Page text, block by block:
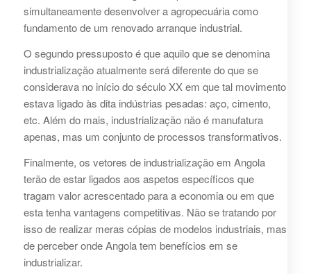
simultaneamente desenvolver a agropecuária como
fundamento de um renovado arranque industrial.
O segundo pressuposto é que aquilo que se denomina
industrialização atualmente será diferente do que se
considerava no início do século XX em que tal movimento
estava ligado às dita indústrias pesadas: aço, cimento,
etc. Além do mais, industrialização não é manufatura
apenas, mas um conjunto de processos transformativos.
Finalmente, os vetores de industrialização em Angola
terão de estar ligados aos aspetos específicos que
tragam valor acrescentado para a economia ou em que
esta tenha vantagens competitivas. Não se tratando por
isso de realizar meras cópias de modelos industriais, mas
de perceber onde Angola tem benefícios em se
industrializar.